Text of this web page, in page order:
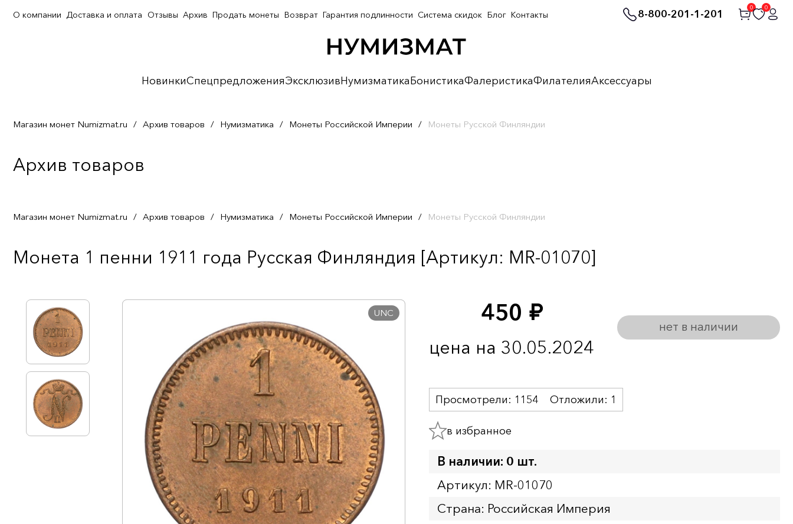
8-800-201-1-201
0 0
НовинкиСпецпредложенияЭксклюзивНумизматикаБонистикаФалеристикаФилателияАксессуары
О компании Доставка и оплата Отзывы Архив Продать монеты Возврат Гарантия подлинности Система скидок Блог Контакты
Магазин монет Numizmat.ru / Архив товаров / Нумизматика / Монеты Российской Империи / Монеты Русской Финляндии
Архив товаров
Магазин монет Numizmat.ru / Архив товаров / Нумизматика / Монеты Российской Империи / Монеты Русской Финляндии
Монета 1 пенни 1911 года Русская Финляндия [Артикул: MR-01070]
UNC 450 руб.
цена на 30.05.2024
нет в наличии
Просмотрели: 1154 Отложили: 1
в избранное
В наличии: 0 шт.
Артикул: MR-01070
Страна: Российская Империя